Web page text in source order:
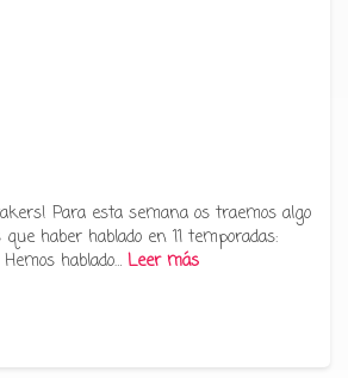
Para esta semana os traemos algo
haber hablado en 11 temporadas:
hablado… Leer más